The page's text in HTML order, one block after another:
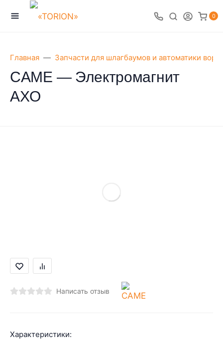
0
Главная Запчасти для шлагбаумов и автоматики
CAME — Электромагнит
АХO
Написать отзыв
Характеристики: